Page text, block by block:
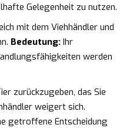
Gelegenheit zu nutzen.
mit dem Viehhändler und
Bedeutung: Ihr
werden
zurückzugeben, das Sie
weigert sich.
getroffene Entscheidung